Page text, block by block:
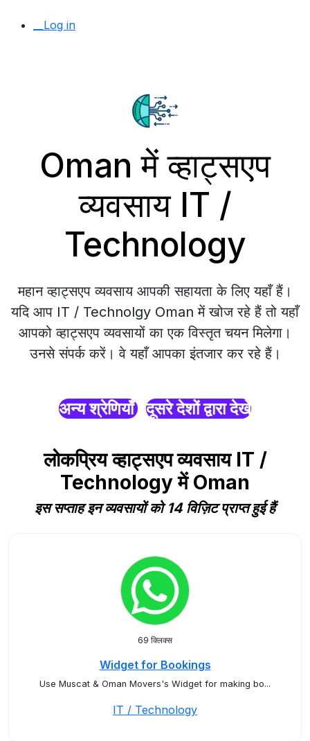
__Log in
Oman में व्हाट्सएप
व्यवसाय IT /
Technology
महान व्हाट्सएप व्यवसाय आपकी सहायता के लिए यहाँ हैं।
यदि आप IT / Technolgy Oman में खोज रहे हैं तो यहाँ
आपको व्हाट्सएप व्यवसायों का एक विस्तृत चयन मिलेगा।
उनसे संपर्क करें। वे यहाँ आपका इंतजार कर रहे हैं।
अन्य श्रेणियाँ दूसरे देशों द्वारा देखें
लोकप्रिय व्हाट्सएप व्यवसाय IT /
Technology में Oman
इस सप्ताह इन व्यवसायों को 14 विज़िट प्राप्त हुई हैं
69 क्लिक्स
Widget for Bookings
Use Muscat & Oman Movers's Widget for making bo...
IT / Technology